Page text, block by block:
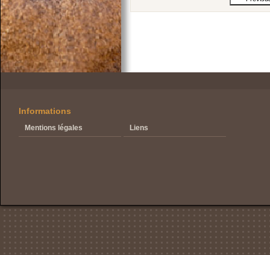
Informations
Mentions légales Liens